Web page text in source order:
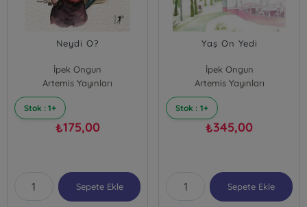
Neydi O?
İpek Ongun
Artemis Yayınları
Stok : 1+
₺175,00
Sepete Ekle
Yaş On Yedi
İpek Ongun
Artemis Yayınları
Stok : 1+
₺345,00
Sepete Ekle